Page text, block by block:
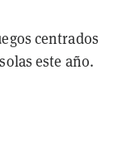
centrados
este año.